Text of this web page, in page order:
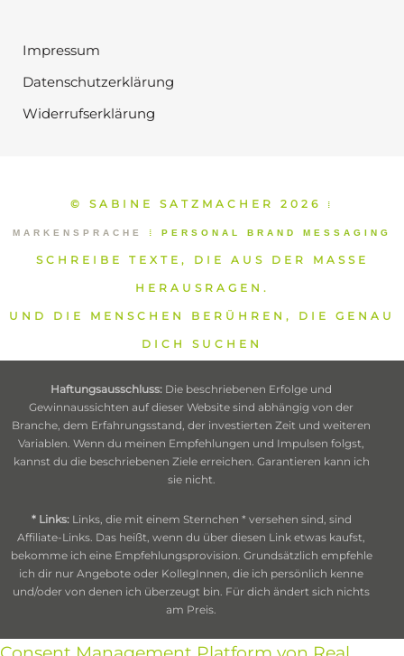
Impressum
Datenschutzerklärung
Widerrufserklärung
© SABINE SATZMACHER 2026 ⁞
MARKENSPRACHE ⁞ PERSONAL BRAND MESSAGING
SCHREIBE TEXTE, DIE AUS DER MASSE
HERAUSRAGEN.
UND DIE MENSCHEN BERÜHREN, DIE GENAU
DICH SUCHEN
Haftungsausschluss: Die beschriebenen Erfolge und
Gewinnaussichten auf dieser Website sind abhängig von der
Branche, dem Erfahrungsstand, der investierten Zeit und weiteren
Variablen. Wenn du meinen Empfehlungen und Impulsen folgst,
kannst du die beschriebenen Ziele erreichen. Garantieren kann ich
sie nicht.
* Links:Links, die mit einem Sternchen * versehen sind, sind
Affiliate-Links. Das heißt, wenn du über diesen Link etwas kaufst,
bekomme ich eine Empfehlungsprovision. Grundsätzlich empfehle
ich dir nur Angebote oder KollegInnen, die ich persönlich kenne
und/oder von denen ich überzeugt bin. Für dich ändert sich nichts
am Preis.